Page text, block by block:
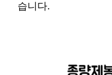
습니다.